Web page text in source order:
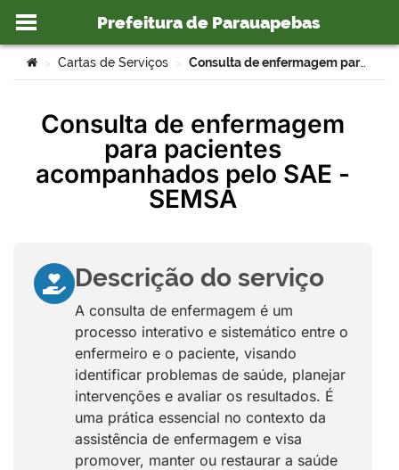
Ir para o conteúdo
Prefeitura de Parauapebas
Você está aqui:
> Cartas de Serviços > Consulta de enfermagem para pacientes acompanhados pelo SAE – SEMSA
Consulta de enfermagem
para pacientes
acompanhados pelo SAE -
SEMSA
Descrição do serviço
A consulta de enfermagem é um
processo interativo e sistemático entre o
enfermeiro e o paciente, visando
identificar problemas de saúde, planejar
intervenções e avaliar os resultados. É
uma prática essencial no contexto da
assistência de enfermagem e visa
promover, manter ou restaurar a saúde